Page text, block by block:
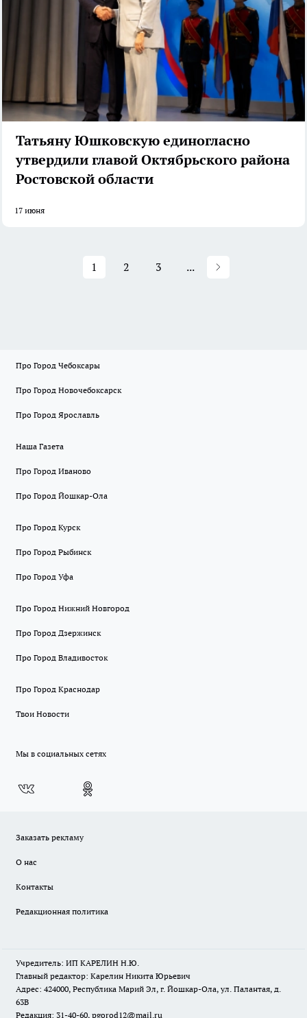
Татьяну Юшковскую единогласно
утвердили главой Октябрьского района
Ростовской области
17 июня
1 2 3 ...
Про Город Чебоксары
Про Город Новочебоксарск
Про Город Ярославль
Наша Газета
Про Город Иваново
Про Город Йошкар-Ола
Про Город Курск
Про Город Рыбинск
Про Город Уфа
Про Город Нижний Новгород
Про Город Дзержинск
Про Город Владивосток
Про Город Краснодар
Твои Новости
Мы в социальных сетях
Заказать рекламу
О нас
Контакты
Редакционная политика
Учредитель: ИП КАРЕЛИН Н.Ю.
Главный редактор: Карелин Никита Юрьевич
Адрес: 424000, Республика Марий Эл, г. Йошкар-Ола, ул. Палантая, д.
63В
Редакция: 31-40-60, pgorod12@mail.ru